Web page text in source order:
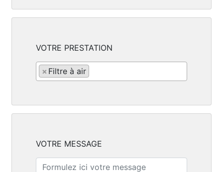
VOTRE PRESTATION
× Filtre à air
VOTRE MESSAGE